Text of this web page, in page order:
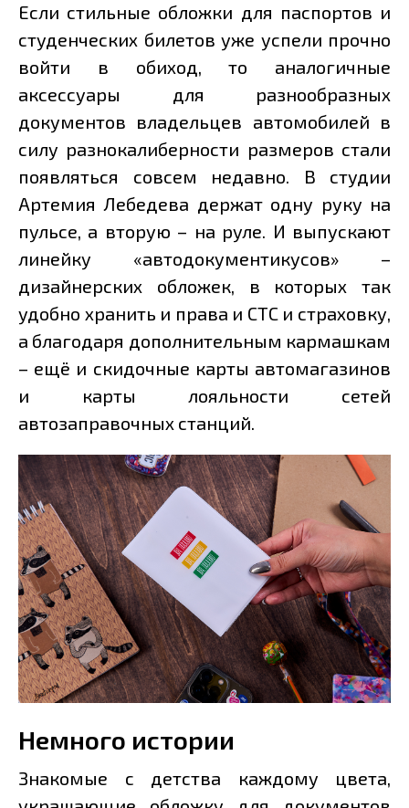
Если стильные обложки для паспортов и
студенческих билетов уже успели прочно
войти в обиход, то аналогичные
аксессуары для разнообразных
документов владельцев автомобилей в
силу разнокалиберности размеров стали
появляться совсем недавно. В студии
Артемия Лебедева держат одну руку на
пульсе, а вторую – на руле. И выпускают
линейку «автодокументикусов» –
дизайнерских обложек, в которых так
удобно хранить и права и СТС и страховку,
а благодаря дополнительным кармашкам
– ещё и скидочные карты автомагазинов
и карты лояльности сетей
автозаправочных станций.
Немного истории
Знакомые с детства каждому цвета,